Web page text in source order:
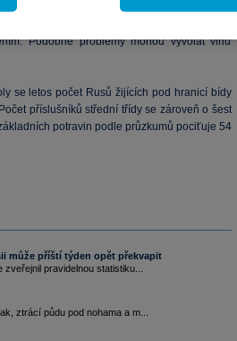
Úřady například očividně podcenily odpor řidičů
Podobné problémy mohou vyvolat vlnu
se letos počet Rusů žijících pod hranicí bídy
příslušníků střední třídy se zároveň o šest
potravin podle průzkumů pociťuje 54
může příští týden opět překvapit
pravidelnou statistiku...
ztrácí půdu pod nohama a m...